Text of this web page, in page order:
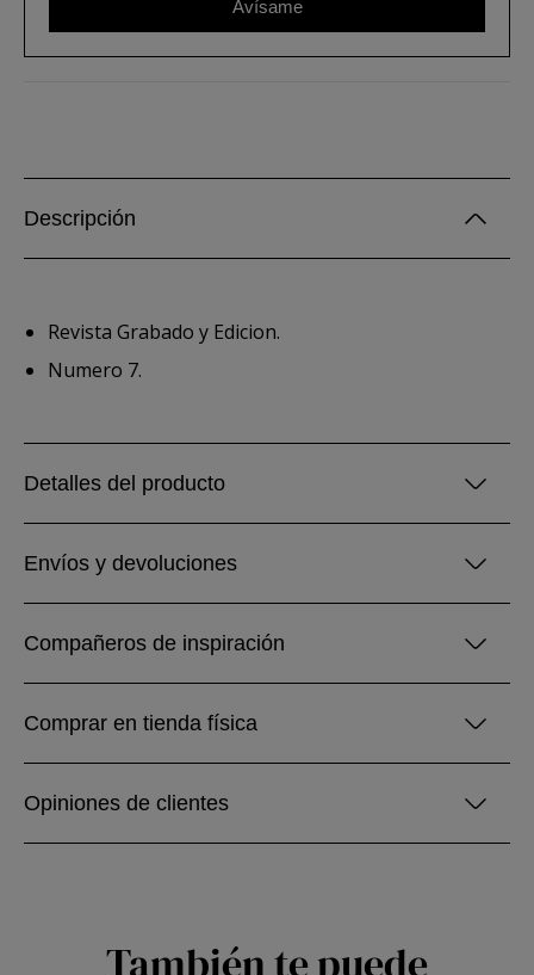
Avísame
Descripción
Revista Grabado y Edicion.
Numero 7.
Detalles del producto
Envíos y devoluciones
Compañeros de inspiración
Comprar en tienda física
Opiniones de clientes
También te puede